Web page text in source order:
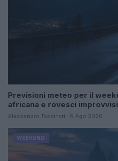
Previsioni meteo per il
africana e rovesci improvvisi
Alessandro Tassinari · 6 Ago 2026
WEEKEND